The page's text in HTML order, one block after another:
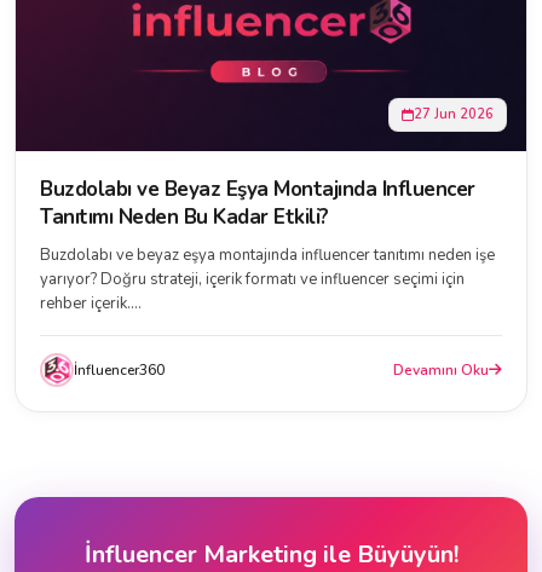
27 Jun 2026
Buzdolabı ve Beyaz Eşya Montajında Influencer
Tanıtımı Neden Bu Kadar Etkili?
Buzdolabı ve beyaz eşya montajında influencer tanıtımı neden işe
yarıyor? Doğru strateji, içerik formatı ve influencer seçimi için
rehber içerik....
İnfluencer360 Devamını Oku
İnfluencer Marketing ile Büyüyün!